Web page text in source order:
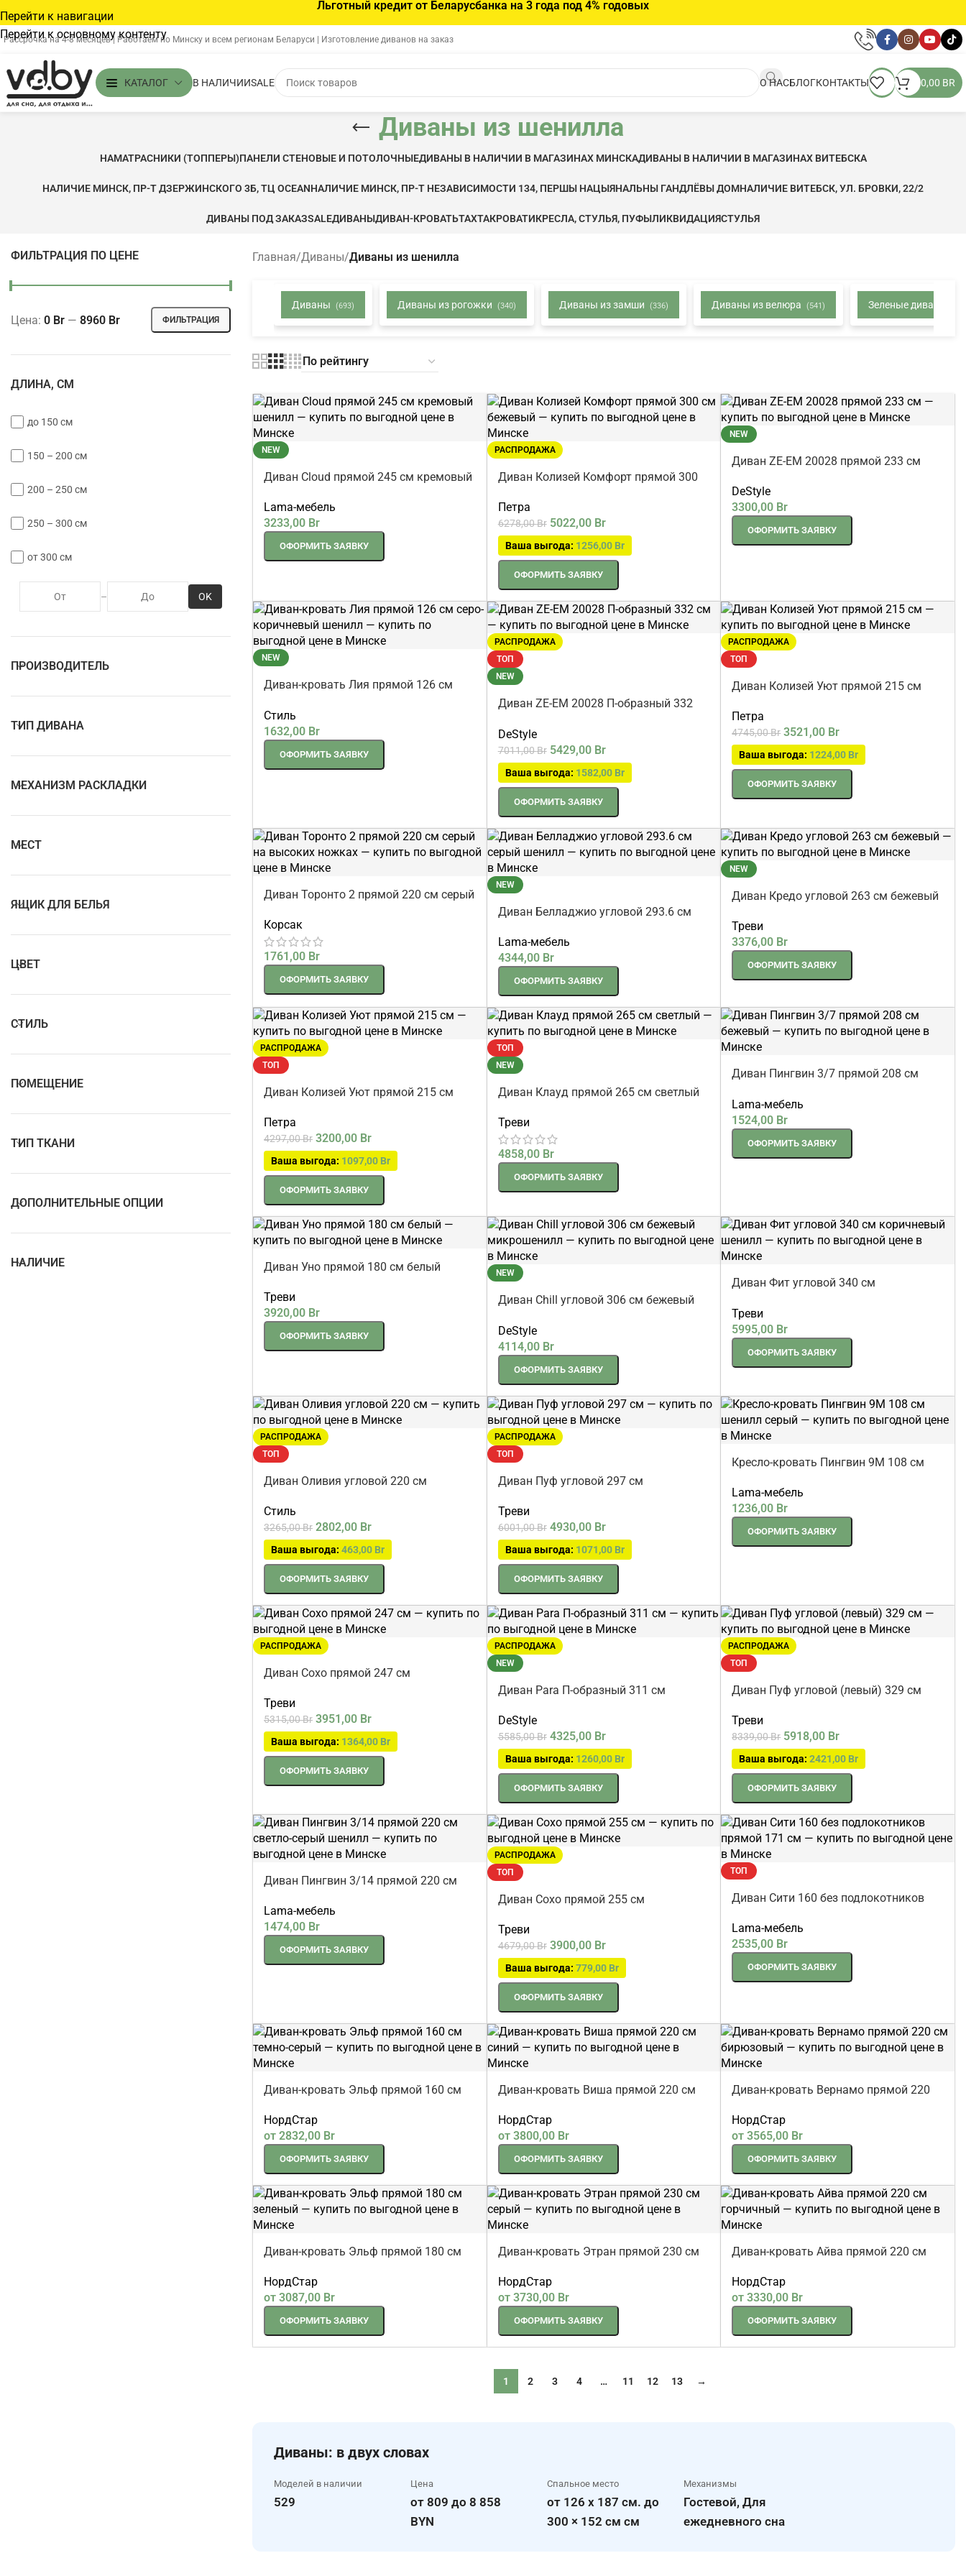
Перейти к навигации
Перейти к основному контенту
Льготный кредит от Беларусбанка на 3 года под 4% годовых
Рассрочка на 4-8 месяцев | Работаем по Минску и всем регионам Беларуси | Изготовление диванов на заказ
КАТАЛОГ В НАЛИЧИИSALE О НАСБЛОГКОНТАКТЫ 0,00 BR
Диваны из шенилла
НАМАТРАСНИКИ (ТОППЕРЫ)ПАНЕЛИ СТЕНОВЫЕ И ПОТОЛОЧНЫЕДИВАНЫ В НАЛИЧИИ В МАГАЗИНАХ МИНСКАДИВАНЫ В НАЛИЧИИ В МАГАЗИНАХ ВИТЕБСКА
НАЛИЧИЕ МИНСК, ПР-Т ДЗЕРЖИНСКОГО 3Б, ТЦ OCEANНАЛИЧИЕ МИНСК, ПР-Т НЕЗАВИСИМОСТИ 134, ПЕРШЫ НАЦЫЯНАЛЬНЫ ГАНДЛЁВЫ ДОМНАЛИЧИЕ ВИТЕБСК, УЛ. БРОВКИ, 22/2
ДИВАНЫ ПОД ЗАКАЗSALEДИВАНЫДИВАН-КРОВАТЬТАХТАКРОВАТИКРЕСЛА, СТУЛЬЯ, ПУФЫЛИКВИДАЦИЯCТУЛЬЯ
ФИЛЬТРАЦИЯ ПО ЦЕНЕ
ФИЛЬТРАЦИЯ
Цена: 0 Br — 8960 Br
ДЛИНА, СМ
до 150 см
150 – 200 см
200 – 250 см
250 – 300 см
от 300 см
– OK
ПРОИЗВОДИТЕЛЬ
ТИП ДИВАНА
МЕХАНИЗМ РАСКЛАДКИ
МЕСТ
ЯЩИК ДЛЯ БЕЛЬЯ
ЦВЕТ
СТИЛЬ
ПОМЕЩЕНИЕ
ТИП ТКАНИ
ДОПОЛНИТЕЛЬНЫЕ ОПЦИИ
НАЛИЧИЕ
Главная/Диваны/Диваны из шенилла
Диваны (693) Диваны из рогожки (340) Диваны из замши (336) Диваны из велюра (541) Зеленые диваны
NEW
Диван Cloud прямой 245 см кремовый
шенилл
Lama-мебель
3233,00Br
РАСПРОДАЖА
Диван Колизей Комфорт прямой 300
см бежевый
Петра
6278,00Br 5022,00Br
Ваша выгода: 1256,00
ОФОРМИТЬ ЗАЯВКУ
NEW
Диван ZE-EM 20028 прямой 233 см
DeStyle
3300,00Br
NEW
Диван-кровать Лия прямой 126 см
серо-коричневый шенилл
Стиль
1632,00Br
РАСПРОДАЖА
ТОП
NEW
Диван ZE-EM 20028 П-образный 332
DeStyle
7011,00Br 5429,00Br
Ваша выгода: 1582,00
РАСПРОДАЖА
ТОП
Диван Колизей Уют прямой 215 см
Петра
4745,00Br 3521,00Br
Ваша выгода:1224,00
Диван Торонто 2 прямой 220 см серый
с узкими подлокотниками
Корсак
1761,00Br
NEW
Диван Белладжио угловой 293.6 см
серый шенилл
Lama-мебель
4344,00Br
ОФОРМИТЬ ЗАЯВКУ
NEW
Диван Кредо угловой 263 см бежевый
Треви
3376,00Br
РАСПРОДАЖА
ТОП
Диван Колизей Уют прямой 215 см
Петра
4297,00Br 3200,00Br
Ваша выгода: 1097,00
ОФОРМИТЬ ЗАЯВКУ
ТОП
NEW
Диван Клауд прямой 265 см светлый
Треви
4858,00Br
Диван Пингвин 3/7 прямой 208 см
бежевый
Lama-мебель
1524,00Br
Диван Уно прямой 180 см белый
Треви
3920,00Br
NEW
Диван Chill угловой 306 см бежевый
микрошенилл
DeStyle
4114,00Br
Диван Фит угловой 340 см
коричневый шенилл
Треви
5995,00Br
РАСПРОДАЖА
ТОП
Диван Оливия угловой 220 см
Стиль
3265,00Br 2802,00Br
Ваша выгода: 463,00
РАСПРОДАЖА
ТОП
Диван Пуф угловой 297 см
Треви
6001,00Br 4930,00Br
Ваша выгода: 1071,00
Кресло-кровать Пингвин 9М 108 см
шенилл серый
Lama-мебель
1236,00Br
РАСПРОДАЖА
Диван Сохо прямой 247 см
Треви
5315,00Br 3951,00Br
Ваша выгода: 1364,00
РАСПРОДАЖА
NEW
Диван Para П-образный 311 см
DeStyle
5585,00Br 4325,00Br
Ваша выгода: 1260,00
РАСПРОДАЖА
ТОП
Диван Пуф угловой (левый) 329 см
Треви
8339,00Br 5918,00Br
Ваша выгода:2421,00
Диван Пингвин 3/14 прямой 220 см
светло-серый шенилл
Lama-мебель
1474,00Br
РАСПРОДАЖА
ТОП
Диван Сохо прямой 255 см
Треви
4679,00Br 3900,00Br
Ваша выгода: 779,00
ТОП
Диван Сити 160 без подлокотников
прямой 171 см
Lama-мебель
2535,00Br
Диван-кровать Эльф прямой 160 см
темно-серый
НордСтар
2832,00Br
Диван-кровать Виша прямой 220 см
синий
НордСтар
3800,00Br
Диван-кровать Вернамо прямой 220
см бирюзовый
НордСтар
3565,00Br
Диван-кровать Эльф прямой 180 см
зеленый
НордСтар
3087,00Br
ОФОРМИТЬ ЗАЯВКУ
Диван-кровать Этран прямой 230 см
серый
НордСтар
3730,00Br
ОФОРМИТЬ ЗАЯВКУ
Диван-кровать Айва прямой 220 см
горчичный
НордСтар
3330,00Br
ОФОРМИТЬ ЗАЯВКУ
Диваны: в двух словах
Моделей в наличии Цена
от 809 до 8 858
Спальное место
от 126 x 187 см. до
Механизмы
Гостевой, Для